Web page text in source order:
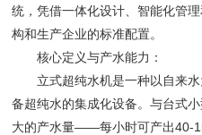
统，凭借一体化设计、智能化管
构和生产企业的标准配置。
核心定义与产水能力：
立式超纯水机是一种以自来水
备超纯水的集成化设备。与台式
大的产水量——每小时可产出40-